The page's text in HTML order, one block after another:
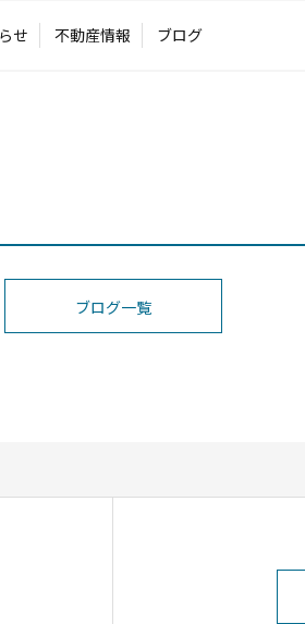
せ 不動産情報 ブログ
ブログ一覧